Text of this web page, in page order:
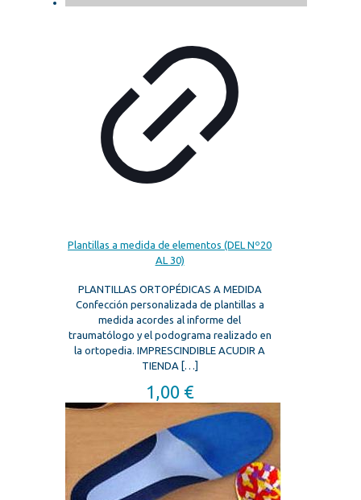
Plantillas a medida de elementos (DEL Nº20
AL 30)
PLANTILLAS ORTOPÉDICAS A MEDIDA
Confección personalizada de plantillas a
medida acordes al informe del
traumatólogo y el podograma realizado en
la ortopedia. IMPRESCINDIBLE ACUDIR A
TIENDA […]
1,00 €